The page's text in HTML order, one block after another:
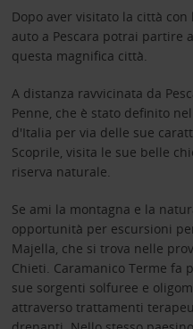
Dopo aver visitato la città
auto a Pescara potrai partire
questa magnifica città.
A distanza ravvicinata da
Penne, che è stato definito
d'Italia per via delle sue
Scoprile, visita le sue belle
riserva naturale.
Se ami la montagna e la
opportunità per escursioni
Majella, che si trova nelle
Chieti. Caramanico Terme fa
sue sorgenti solfuree e
attraverso trattamenti